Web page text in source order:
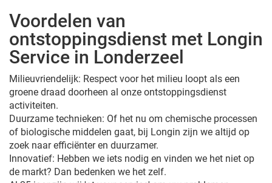
Voordelen van
ontstoppingsdienst met Longin
Service in Londerzeel
Milieuvriendelijk: Respect voor het milieu loopt als een
groene draad doorheen al onze ontstoppingsdienst
activiteiten.
Duurzame technieken: Of het nu om chemische processen
of biologische middelen gaat, bij Longin zijn we altijd op
zoek naar efficiënter en duurzamer.
Innovatief: Hebben we iets nodig en vinden we het niet op
de markt? Dan bedenken we het zelf.